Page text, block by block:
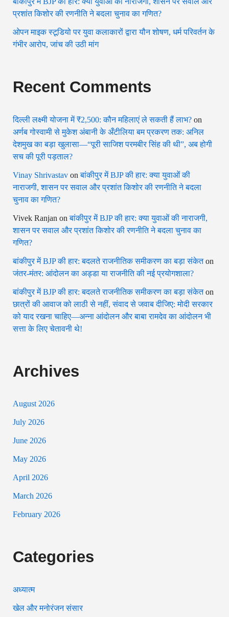
प्रशांत किशोर की रणनीति ने बदला चुनाव का गणित?
ओपन माइक स्टूडियो पर युवा कलाकारों द्वारा यौन शोषण, धर्म परिवर्तन के
गंभीर आरोप, जांच की उठी मांग
Recent Comments
दिल्ली लक्ष्मी योजना में ₹2,500: कौन महिलाएं ले सकती हैं लाभ? on
अर्णब गोस्वामी से मुकेश अंबानी के अँटीलिया बम प्रकरण तक: अनिल
देशमुख का बड़ा खुलासा—“पूरी साजिश परमबीर सिंह की थी”, अब होगी
सच की पूरी पड़ताल?
Vinay Shrivastav onबांकीपुर में BJP की हार: क्या युवाओं की
नाराजगी, शासन पर सवाल और प्रशांत किशोर की रणनीति ने बदला
चुनाव का गणित?
Vivek Ranjan onबांकीपुर में BJP की हार: क्या युवाओं की नाराजगी,
शासन पर सवाल और प्रशांत किशोर की रणनीति ने बदला चुनाव का
गणित?
बांकीपुर में BJP की हार: बदलते राजनीतिक समीकरण का बड़ा संकेतon
जंतर-मंतर: आंदोलन का अड्डा या राजनीति की नई प्रयोगशाला?
बांकीपुर में BJP की हार: बदलते राजनीतिक समीकरण का बड़ा संकेतon
छात्रों की आवाज को लाठी से नहीं, संवाद से जवाब दीजिए: मोदी सरकार
को याद रखना चाहिए—अन्ना आंदोलन और बाबा रामदेव का आंदोलन भी
सत्ता के लिए चेतावनी थे!
Archives
August 2026
July 2026
June 2026
May 2026
April 2026
March 2026
February 2026
Categories
अध्यात्म
खेल और मनोरंजन संसार